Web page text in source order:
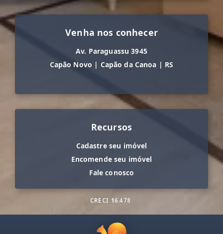
Venha nos conhecer
Av. Paraguassu 3945
Capão Novo | Capão da Canoa | RS
Recursos
Cadastre seu imóvel
Encomende seu imóvel
Fale conosco
CRECI 16.478